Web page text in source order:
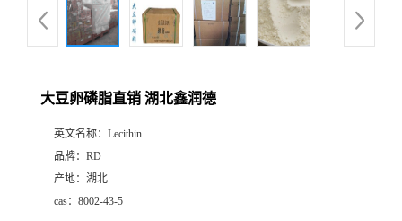
大豆卵磷脂直销 湖北鑫润德
英文名称： Lecithin
品牌： RD
产地： 湖北
cas： 8002-43-5